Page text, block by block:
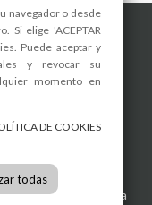
Legal-Política de
(Murcia) España
navegador o desde
Si elige 'ACEPTAR
Puede aceptar y
y revocar su
momento en
DE COOKIES
todas